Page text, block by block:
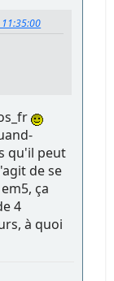
qu'il peut
de se
ça
4
à quoi